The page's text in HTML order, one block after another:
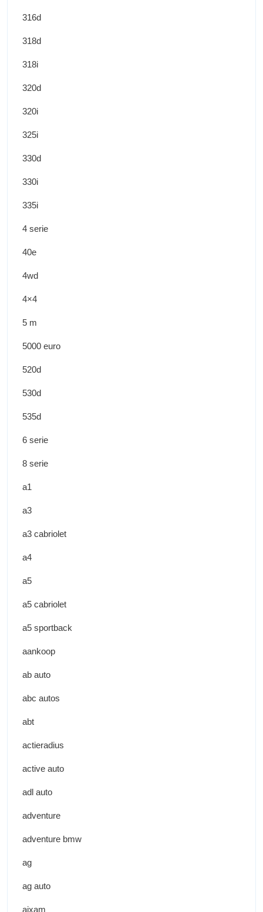
316d
318d
318i
320d
320i
325i
330d
330i
335i
4 serie
40e
4wd
4×4
5 m
5000 euro
520d
530d
535d
6 serie
8 serie
a1
a3
a3 cabriolet
a4
a5
a5 cabriolet
a5 sportback
aankoop
ab auto
abc autos
abt
actieradius
active auto
adl auto
adventure
adventure bmw
ag
ag auto
aixam